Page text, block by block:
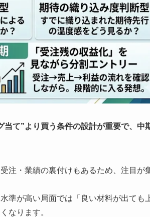
当て”より買う条件の設計が重要で、中
注・業績の裏付けもあるため、注目が
準が高い局面では「良い材料が出ても
なります。